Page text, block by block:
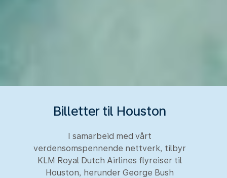
Billetter til Houston
I samarbeid med vårt
verdensomspennende nettverk, tilbyr
KLM Royal Dutch Airlines flyreiser til
Houston, herunder George Bush